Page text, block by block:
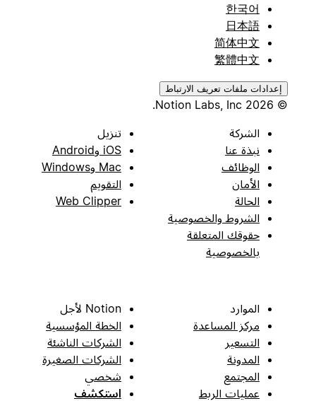
한국어
日本語
简体中文
繁體中文
إعدادات ملفات تعريف الارتباط
الشركة
نبذة عنا
الوظائف
الأمان
الحالة
الشروط والخصوصية
حقوقك المتعلقة
بالخصوصية
تنزيل
iOS وAndroid
Mac وWindows
التقويم
Web Clipper
الموارد
مركز المساعدة
التسعير
المدونة
المجتمع
عمليات الربط
Notion لأجل
الخطة المؤسسية
الشركات الناشئة
الشركات الصغيرة
شخصي
استكشف